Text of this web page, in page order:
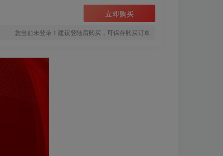
立即购买
您当前未登录！建议登陆后购买，可保存购买订单